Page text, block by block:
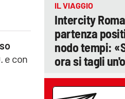
e con
IL VIAGGIO
Intercity
partenza
nodo tempi:
ora si tagli